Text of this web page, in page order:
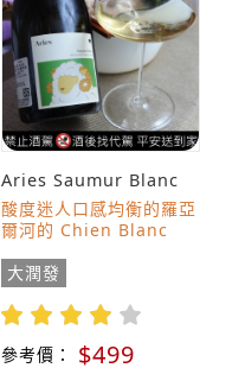
Aries Saumur Blanc
酸度迷人口感均衡的羅亞
爾河的 Chien Blanc
大潤發
參考價： $499